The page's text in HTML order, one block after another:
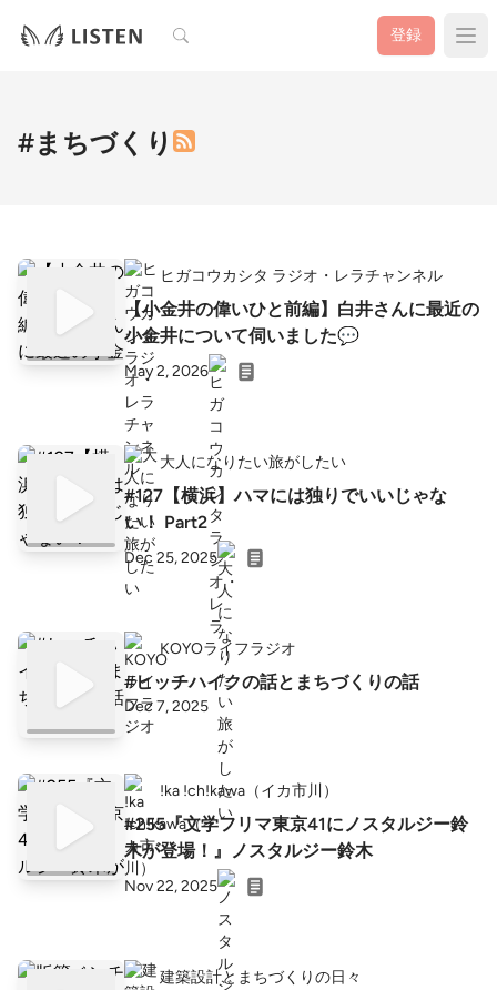
検索 登録
#まちづくり
ヒガコウカシタ ラジオ・レラチャンネル
【小金井の偉いひと前編】白井さんに最近の
小金井について伺いました💬
May 2, 2026
大人になりたい旅がしたい
#127【横浜】ハマには独りでいいじゃな
い！ Part2
Dec 25, 2025
KOYOライフラジオ
#ヒッチハイクの話とまちづくりの話
Dec 7, 2025
!ka !ch!kawa（イカ市川）
#255『文学フリマ東京41にノスタルジー鈴
木が登場！』ノスタルジー鈴木
Nov 22, 2025
建築設計とまちづくりの日々